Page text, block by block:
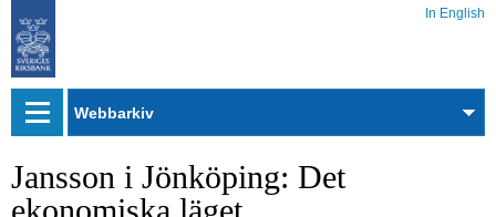
In English
Webbarkiv
Jansson i Jönköping: Det
ekonomiska läget